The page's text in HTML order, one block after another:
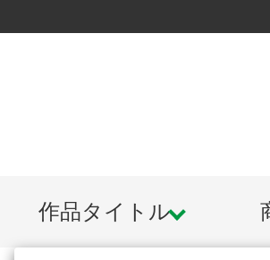
作品タイトル